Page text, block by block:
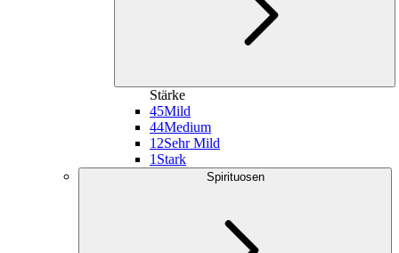
Stärke
45Mild
44Medium
12Sehr Mild
1 Stark
Spirituosen